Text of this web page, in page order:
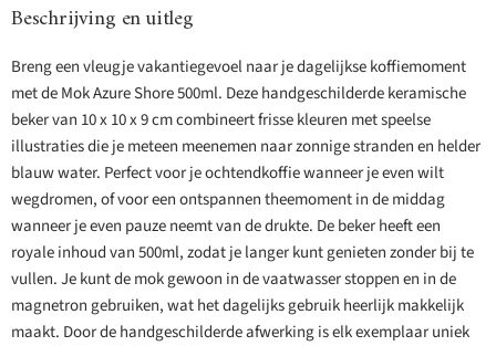
Beschrijving en uitleg
Breng een vleugje vakantiegevoel naar je dagelijkse koffiemoment
met de Mok Azure Shore 500ml. Deze handgeschilderde keramische
beker van 10 x 10 x 9 cm combineert frisse kleuren met speelse
illustraties die je meteen meenemen naar zonnige stranden en helder
blauw water. Perfect voor je ochtendkoffie wanneer je even wilt
wegdromen, of voor een ontspannen theemoment in de middag
wanneer je even pauze neemt van de drukte. De beker heeft een
royale inhoud van 500ml, zodat je langer kunt genieten zonder bij te
vullen. Je kunt de mok gewoon in de vaatwasser stoppen en in de
magnetron gebruiken, wat het dagelijks gebruik heerlijk makkelijk
maakt. Door de handgeschilderde afwerking is elk exemplaar uniek